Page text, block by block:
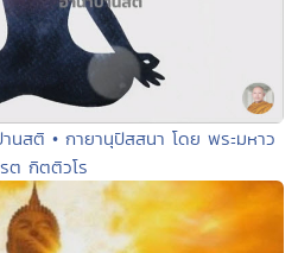
นสติ • กายานุปัสสนา โดย พระมหาว
ต กิตติวโร